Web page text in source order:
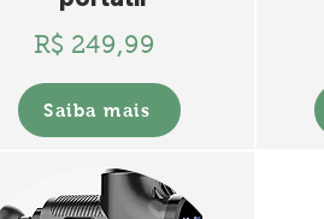
R$ 249,99
Saiba mais